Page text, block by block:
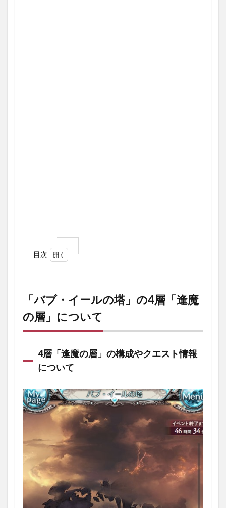
目次
イー
ルの
塔」
の4
層
魔の
層」
につ
1.1
4層
「逢
魔の
の構
成や
クエ
スト
情報
につ
いて
「バブ・イールの塔」の4層「逢魔
の層」について
4層「逢魔の層」の構成やクエスト情報
について